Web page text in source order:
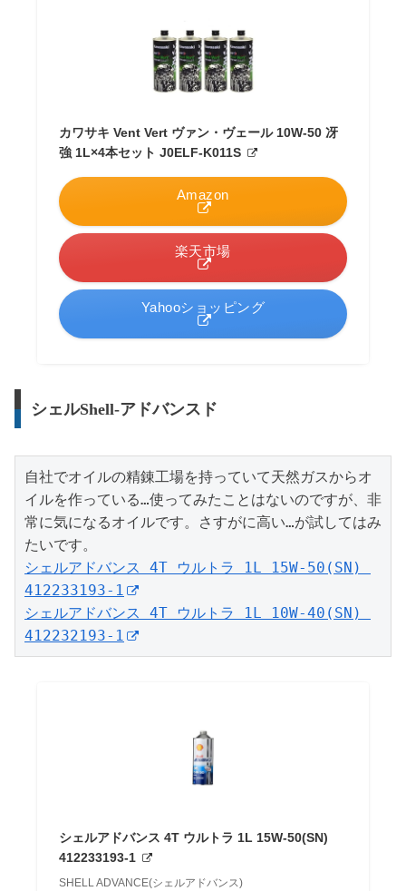
カワサキ Vent Vert ヴァン・ヴェール 10W-50 冴
強 1L×4本セット J0ELF-K011S
Amazon
楽天市場
Yahooショッピング
シェルShell-アドバンスド
自社でオイルの精錬工場を持っていて天然ガスからオ
イルを作っている…使ってみたことはないのですが、非
常に気になるオイルです。さすがに高い…が試してはみ
シェルアドバンス 4T ウルトラ 1L 15W-50(SN)
412233193-1
シェルアドバンス 4T ウルトラ 1L 10W-40(SN)
412232193-1
シェルアドバンス 4T ウルトラ 1L 15W-50(SN)
412233193-1
SHELL ADVANCE(シェルアドバンス)